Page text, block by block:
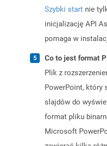
Szybki start nie
inicjalizację API
pomaga w
Co to jest format
Plik z
PowerPoint, który
slajdów do
format pliku
Microsoft